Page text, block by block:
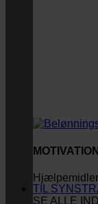
SE ALLE
TIL